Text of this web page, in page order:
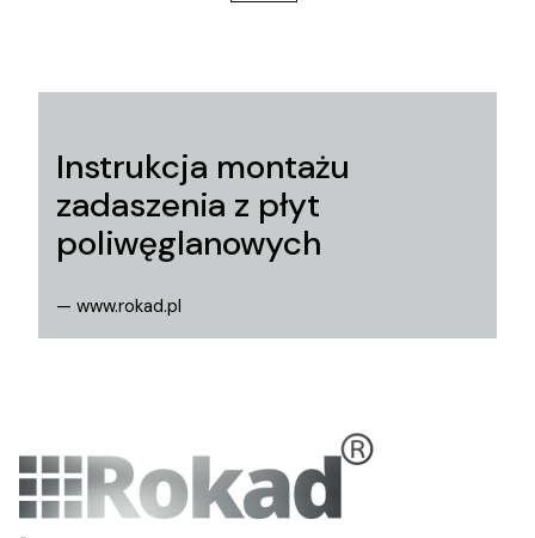
Instrukcja montażu
zadaszenia z płyt
poliwęglanowych
— www.rokad.pl